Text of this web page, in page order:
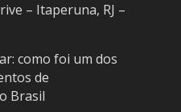
– Itaperuna, RJ –
como foi um dos
de
Brasil